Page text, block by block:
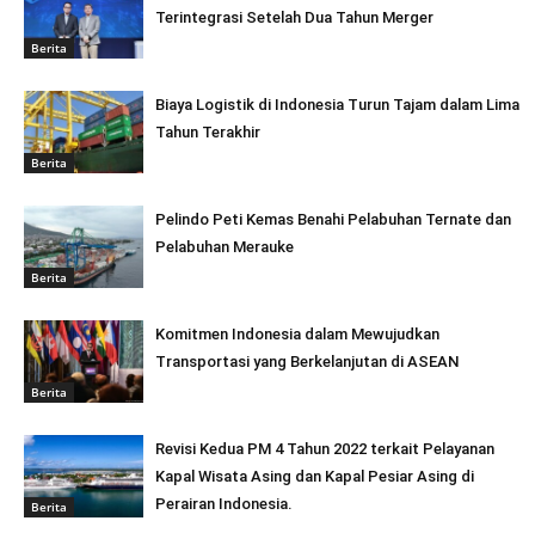
Berita
Terintegrasi Setelah Dua Tahun Merger
Berita
Biaya Logistik di Indonesia Turun Tajam dalam Lima
Tahun Terakhir
Berita
Pelindo Peti Kemas Benahi Pelabuhan Ternate dan
Pelabuhan Merauke
Berita
Komitmen Indonesia dalam Mewujudkan
Transportasi yang Berkelanjutan di ASEAN
Berita
Revisi Kedua PM 4 Tahun 2022 terkait Pelayanan
Kapal Wisata Asing dan Kapal Pesiar Asing di
Perairan Indonesia.